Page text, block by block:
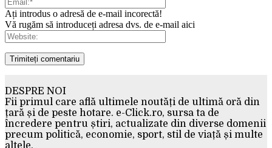
Ați introdus o adresă de e-mail incorectă!
Vă rugăm să introduceți adresa dvs. de e-mail aici
DESPRE NOI
Fii primul care află ultimele noutăți de ultimă oră din
țară și de peste hotare. e-Click.ro, sursa ta de
încredere pentru știri, actualizate din diverse domenii
precum politică, economie, sport, stil de viață și multe
altele.